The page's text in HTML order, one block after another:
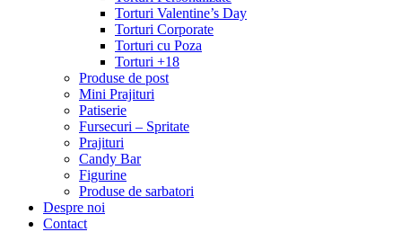
Torturi Valentine’s Day
Torturi Corporate
Torturi cu Poza
Torturi +18
Produse de post
Mini Prajituri
Patiserie
Fursecuri – Spritate
Prajituri
Candy Bar
Figurine
Produse de sarbatori
Despre noi
Contact